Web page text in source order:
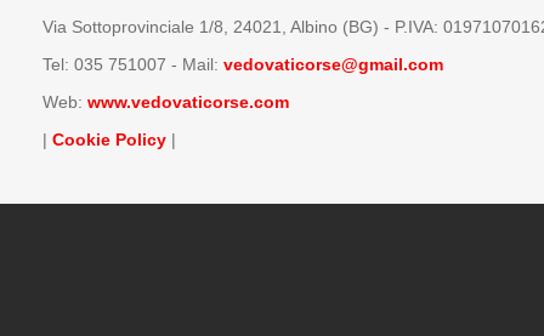
Via Sottoprovinciale 1/8, 24021, Albino (BG) - P.IVA:
Tel: 035 751007 - Mail: vedovaticorse@gmail.com
Web: www.vedovaticorse.com
| Cookie Policy |